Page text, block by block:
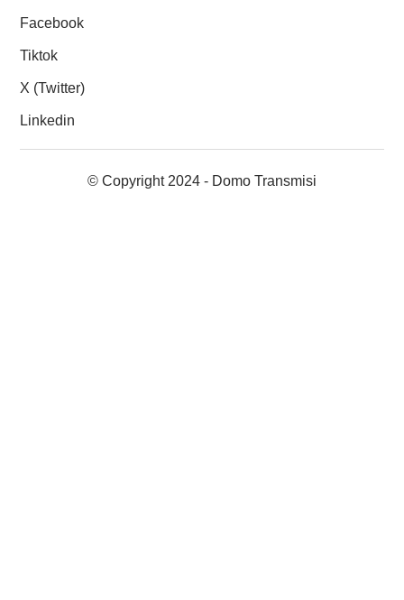
Facebook
Tiktok
X (Twitter)
Linkedin
© Copyright 2024 - Domo Transmisi